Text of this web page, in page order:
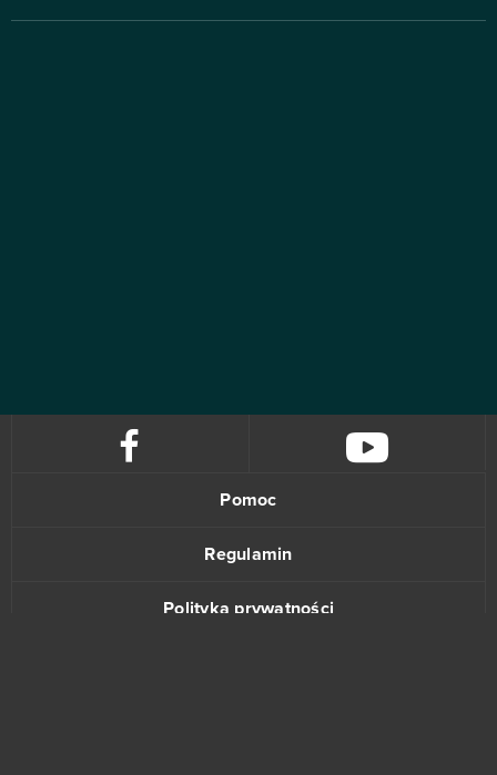
Pomoc
Regulamin
Polityka prywatności